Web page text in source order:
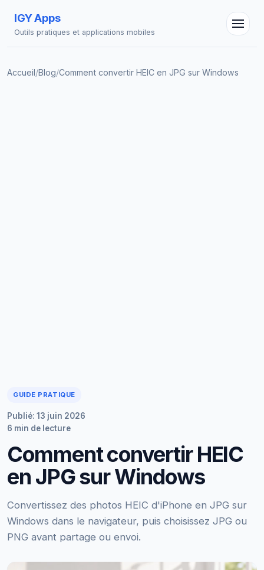
IGY Apps
Outils pratiques et applications mobiles
Accueil/Blog/Comment convertir HEIC en JPG sur Windows
GUIDE PRATIQUE
Publié: 13 juin 2026
6 min de lecture
Comment convertir HEIC
en JPG sur Windows
Convertissez des photos HEIC d'iPhone en JPG sur
Windows dans le navigateur, puis choisissez JPG ou
PNG avant partage ou envoi.